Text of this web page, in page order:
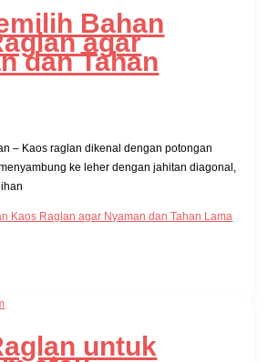
Bahan
agar
dan Tahan
– Kaos raglan dikenal dengan potongan
ke leher dengan jahitan diagonal,
Kaos Raglan agar Nyaman dan Tahan Lama
untuk